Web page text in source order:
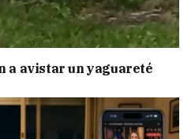
a avistar un yaguareté